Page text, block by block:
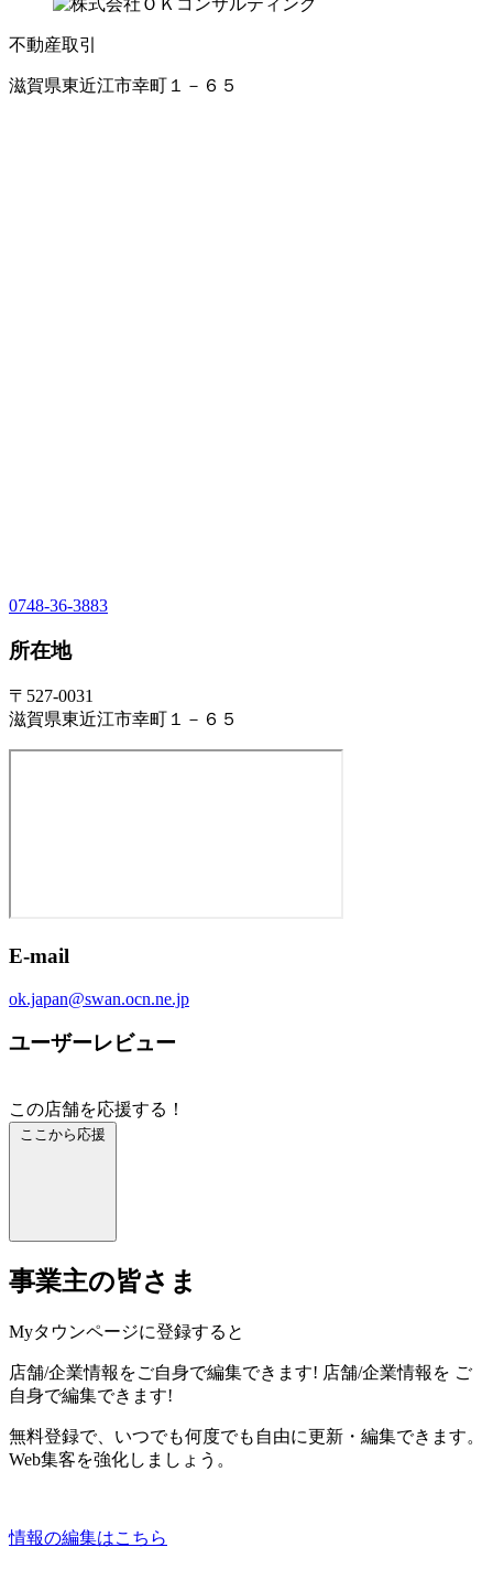
不動産取引
滋賀県東近江市幸町１－６５
0748-36-3883
所在地
〒527-0031
滋賀県東近江市幸町１－６５
E-mail
ok.japan@swan.ocn.ne.jp
ユーザーレビュー
この店舗を応援する！
ここから応援
事業主の皆さま
Myタウンページに登録すると
店舗/企業情報をご自身で編集できます! 店舗/企業情報を ご
自身で編集できます!
無料登録で、いつでも何度でも自由に更新・編集できます。
Web集客を強化しましょう。
情報の編集はこちら